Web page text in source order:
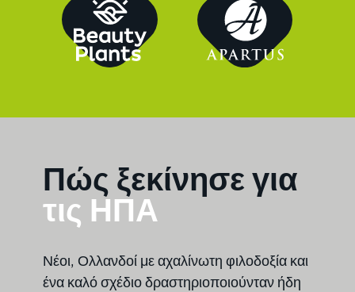
Πώς ξεκίνησε για
τις ΗΠΑ
Νέοι, Ολλανδοί με αχαλίνωτη φιλοδοξία και
ένα καλό σχέδιο δραστηριοποιούνταν ήδη